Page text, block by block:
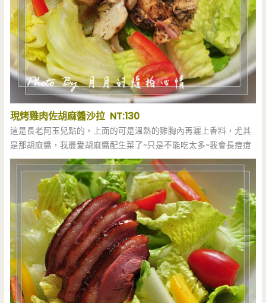
現烤雞肉佐胡麻醬沙拉 NT:130
這是長老阿玉兒點的，上面的可是溫熱的雞胸內再灑上香料，尤其
是那胡麻醬，我最愛胡麻醬配生菜了~只是不能吃太多~我會長痘痘